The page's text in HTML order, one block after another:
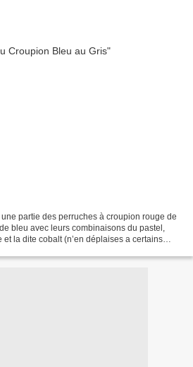
partie des perruches à croupion rouge de
bleu avec leurs combinaisons du pastel,
la dite cobalt (n’en déplaises a certains